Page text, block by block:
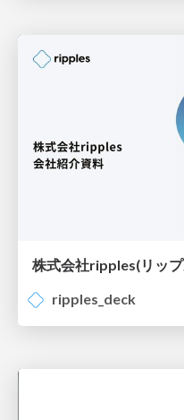
株式会社ripples(リッ
ripples_deck